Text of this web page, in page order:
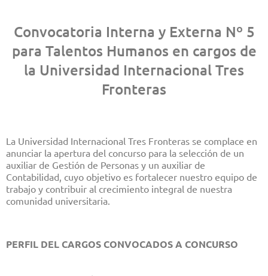
Convocatoria Interna y Externa Nº 5
para Talentos Humanos en cargos de
la Universidad Internacional Tres
Fronteras
La Universidad Internacional Tres Fronteras se complace en
anunciar la apertura del concurso para la selección de un
auxiliar de Gestión de Personas y un auxiliar de
Contabilidad, cuyo objetivo es fortalecer nuestro equipo de
trabajo y contribuir al crecimiento integral de nuestra
comunidad universitaria.
PERFIL DEL CARGOS CONVOCADOS A CONCURSO